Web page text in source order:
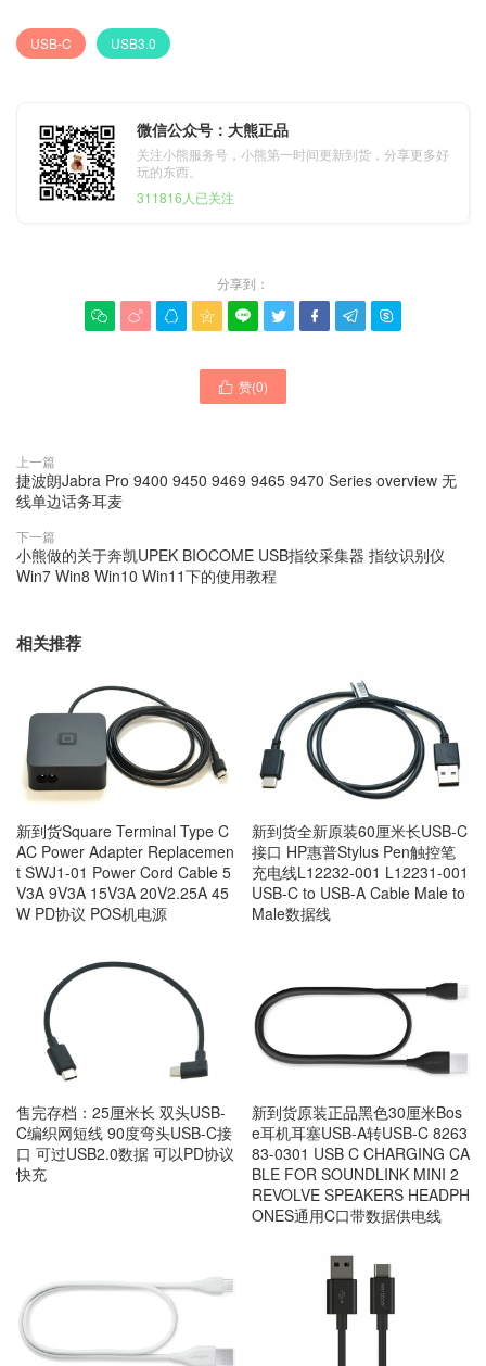
USB-C USB3.0
微信公众号：大熊正品
关注小熊服务号，小熊第一时间更新到货，分享更多好
玩的东西。
311816人已关注
分享到：
        
 赞(0)
上一篇
捷波朗Jabra Pro 9400 9450 9469 9465 9470 Series overview 无
线单边话务耳麦
下一篇
小熊做的关于奔凯UPEK BIOCOME USB指纹采集器 指纹识别仪
Win7 Win8 Win10 Win11下的使用教程
相关推荐
新到货Square Terminal Type C
AC Power Adapter Replacemen
t SWJ1-01 Power Cord Cable 5
V3A 9V3A 15V3A 20V2.25A 45
W PD协议 POS机电源
新到货全新原装60厘米长USB-C
接口 HP惠普Stylus Pen触控笔
充电线L12232-001 L12231-001
USB-C to USB-A Cable Male to
Male数据线
售完存档：25厘米长 双头USB-
C编织网短线 90度弯头USB-C接
口 可过USB2.0数据 可以PD协议
快充
新到货原装正品黑色30厘米Bos
e耳机耳塞USB-A转USB-C 8263
83-0301 USB C CHARGING CA
BLE FOR SOUNDLINK MINI 2
REVOLVE SPEAKERS HEADPH
ONES通用C口带数据供电线